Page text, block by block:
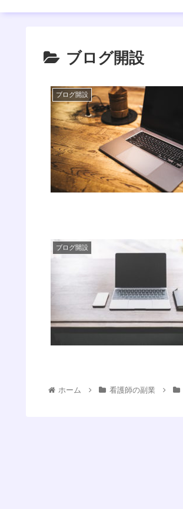
ブログ開設
ブログ開設
ブログ開設
ホーム 看護師の副業